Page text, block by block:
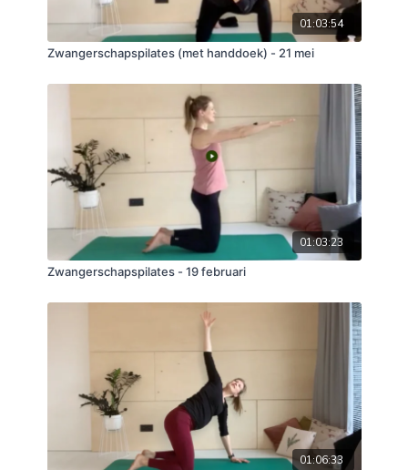
01:03:54
Zwangerschapspilates (met handdoek) - 21 mei
01:03:23
Zwangerschapspilates - 19 februari
01:06:33